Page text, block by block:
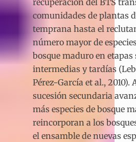
recuperación del BTS
comunidades de plantas
temprana hasta el
número mayor de
bosque maduro en etapas
intermedias y tardías
Pérez-García et al., 2010).
sucesión secundaria
más especies de bosque
reincorporan a los
el ensamble de nuevas